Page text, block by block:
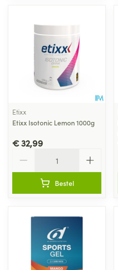
Etixx
Etixx Isotonic Lemon 1000g
€ 32,99
Bestel